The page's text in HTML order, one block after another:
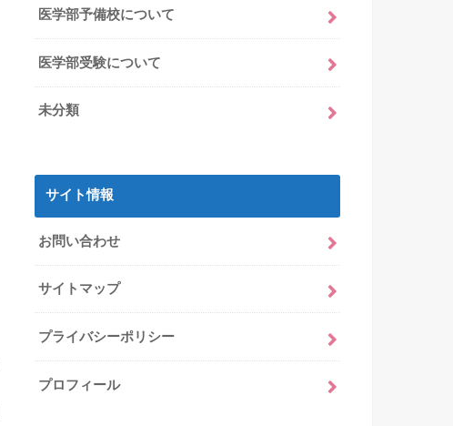
医学部予備校について
医学部受験について
未分類
サイト情報
お問い合わせ
サイトマップ
プライバシーポリシー
プロフィール